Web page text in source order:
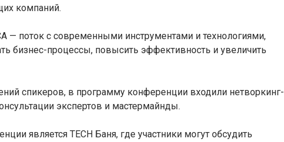
компаний.
с современными инструментами и технологиями,
бизнес-процессы, повысить эффективность и увеличить
спикеров, в программу конференции входили нетворкинг-
экспертов и мастермайнды.
является TECH Баня, где участники могут обсудить